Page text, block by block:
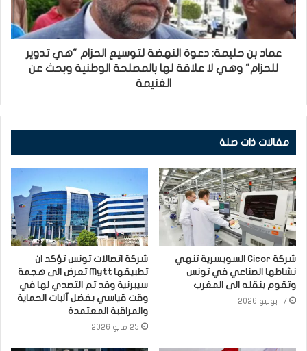
عماد بن حليمة: دعوة النهضة لتوسيع الحزام "هي تدوير
للحزام" وهي لا علاقة لها بالمصلحة الوطنية وبحث عن
الغنيمة
مقالات ذات صلة
شركة Cicor السويسرية تنهي
نشاطها الصناعي في تونس
وتقوم بنقله الى المغرب
17 يونيو 2026
شركة اتصالات تونس تؤكد ان
تطبيقها Mytt تعرض الى هجمة
سيبرنية وقد تم التصدي لها في
وقت قياسي بفضل آليات الحماية
والمراقبة المعتمدة
25 مايو 2026